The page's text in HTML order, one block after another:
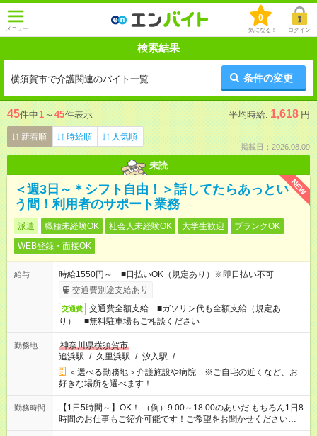
メニュー
0
気になる！ ログイン
検索結果
横須賀市で介護関連のバイト一覧 条件の変更
45件中1 ～ 45件表示 平均時給: 1,618 円
新着順 時給順 人気順
掲載日：2026.08.09
未読
NEW
＜週3日～＊シフト自由！＞話してたらあっとい
う間！利用者のサポート業務
派遣 職種未経験OK 社会人未経験OK 大学生歓迎
ブランクOK
WEB登録・面接OK
給与
時給1550円～ ■日払いOK（規定あり）※即日払い不可
交通費別途支給あり
交通費
交通費全額支給 ■ガソリン代も全額支給（規定あ
り） ■無料駐車場もご相談ください
勤務地
神奈川県横須賀市
追浜駅 / 久里浜駅 / 汐入駅 / …
＜選べる勤務地＞介護施設や病院 ※ご自宅の近くなど、お
好きな場所を選べます！
勤務時間
【1日5時間～】OK！ （例）9:00～18:00のあいだ もちろん1日8
時間のお仕事もご紹介可能です！ご希望をお聞かせください！
その他の時間帯もあなたのライフスタイルに合わせて お選びい